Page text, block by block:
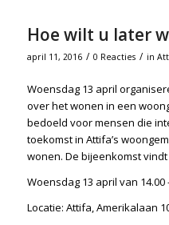
Hoe wilt u later
april 11, 2016 / 0 Reacties / in
Woensdag 13 april
over het wonen in een
bedoeld voor mensen die
toekomst in Attifa’s
wonen. De bijeenkomst
Woensdag 13 april van 14.00
Locatie: Attifa, Amerikalaan